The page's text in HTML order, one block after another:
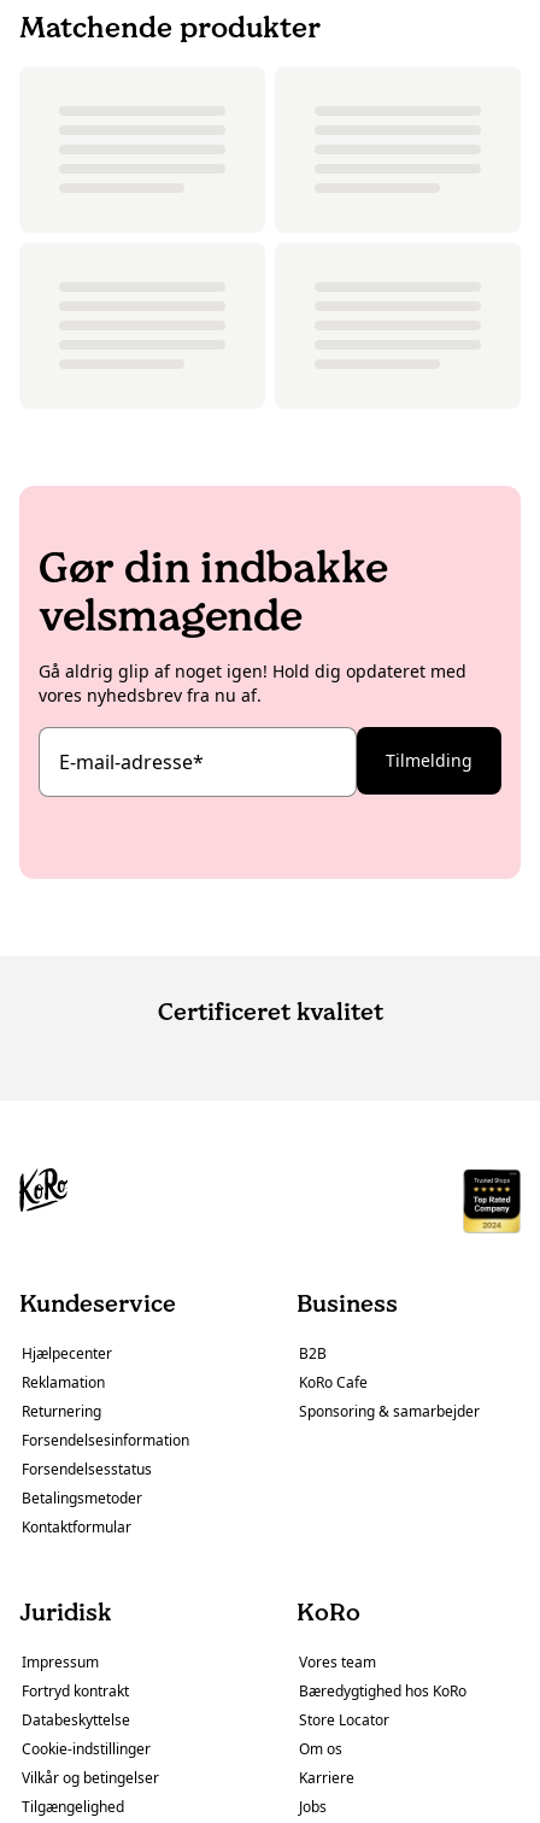
Matchende produkter
Gør din indbakke
velsmagende
Gå aldrig glip af noget igen! Hold dig opdateret med
vores nyhedsbrev fra nu af.
E-mail-adresse* Tilmelding
Certificeret kvalitet
Kundeservice
Hjælpecenter
Reklamation
Returnering
Forsendelsesinformation
Forsendelsesstatus
Betalingsmetoder
Kontaktformular
Business
B2B
KoRo Cafe
Sponsoring & samarbejder
Juridisk
Impressum
Fortryd kontrakt
Databeskyttelse
Cookie-indstillinger
Vilkår og betingelser
Tilgængelighed
KoRo
Vores team
Bæredygtighed hos KoRo
Store Locator
Om os
Karriere
Jobs